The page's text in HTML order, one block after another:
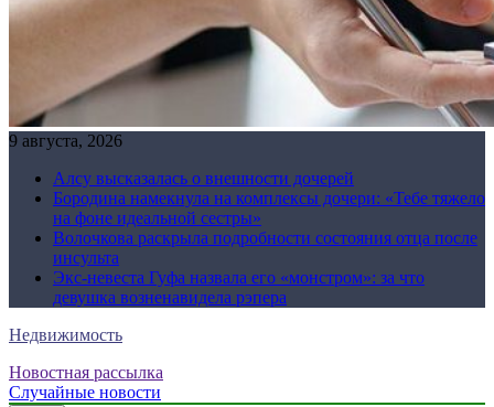
9 августа, 2026
Алсу высказалась о внешности дочерей
Бородина намекнула на комплексы дочери: «Тебе тяжело
на фоне идеальной сестры»
Волочкова раскрыла подробности состояния отца после
инсульта
Экс-невеста Гуфа назвала его «монстром»: за что
девушка возненавидела рэпера
Недвижимость
Новостная рассылка
Случайные новости